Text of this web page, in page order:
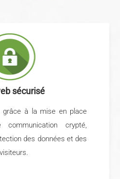
sécurisé
grâce à la mise en place
crypté,
des données et des